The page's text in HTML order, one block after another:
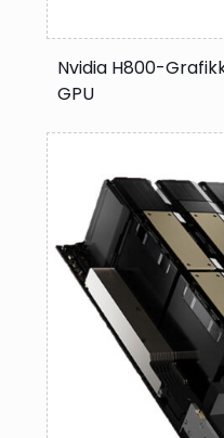
Nvidia H800-
GPU